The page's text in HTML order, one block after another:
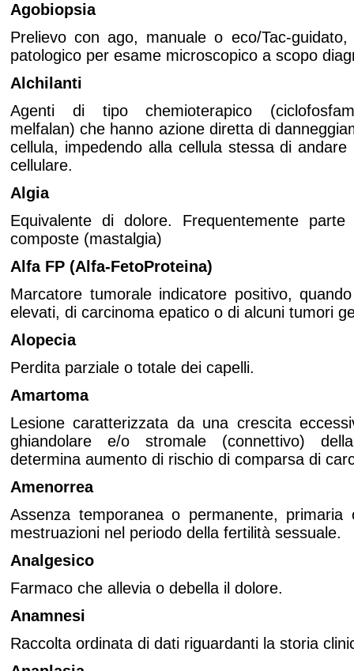
Agobiopsia
Prelievo con ago, manuale o eco/Tac-
patologico per esame microscopico a scopo
Alchilanti
Agenti di tipo chemioterapico
melfalan) che hanno azione diretta di
cellula, impedendo alla cellula stessa di
cellulare.
Algia
Equivalente di dolore. Frequentemente
composte (mastalgia)
Alfa FP (Alfa-FetoProteina)
Marcatore tumorale indicatore positivo,
elevati, di carcinoma epatico o di alcuni tumori
Alopecia
Perdita parziale o totale dei capelli.
Amartoma
Lesione caratterizzata da una crescita
ghiandolare e/o stromale (connettivo)
determina aumento di rischio di comparsa di
Amenorrea
Assenza temporanea o permanente, primaria
mestruazioni nel periodo della fertilità sessuale.
Analgesico
Farmaco che allevia o debella il dolore.
Anamnesi
Raccolta ordinata di dati riguardanti la storia